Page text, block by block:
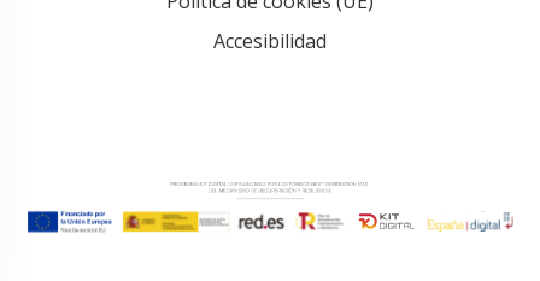
Accesibilidad